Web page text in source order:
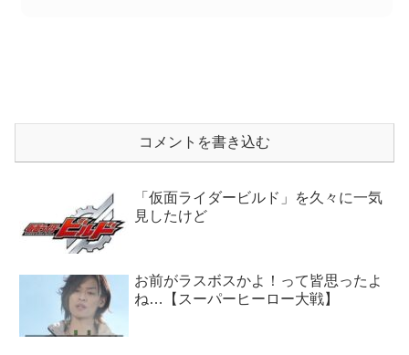
コメントを書き込む
「仮面ライダービルド」を久々に一気
見したけど
お前がラスボスかよ！って皆思ったよ
ね…【スーパーヒーロー大戦】